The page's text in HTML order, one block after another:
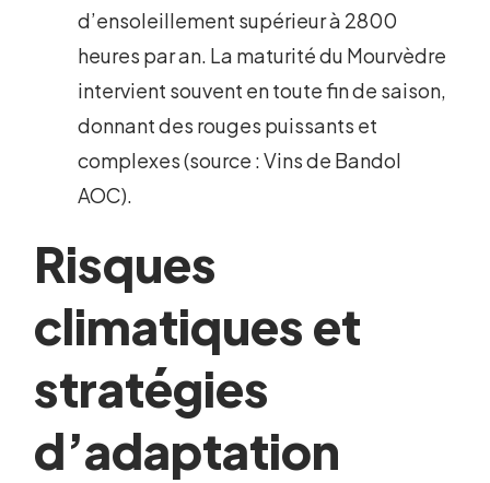
d’ensoleillement supérieur à 2800
heures par an. La maturité du Mourvèdre
intervient souvent en toute fin de saison,
donnant des rouges puissants et
complexes (source : Vins de Bandol
AOC).
Risques
climatiques et
stratégies
d’adaptation